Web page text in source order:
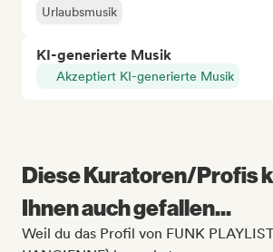
Urlaubsmusik
KI-generierte Musik
Akzeptiert KI-generierte Musik
Diese Kuratoren/Profis
Ihnen auch gefallen...
Weil du das Profil von FUNK